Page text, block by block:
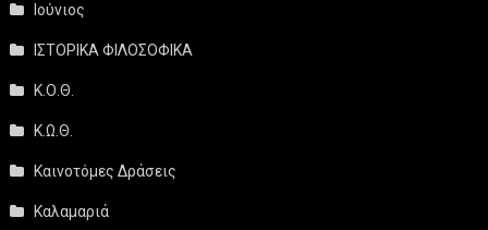
Ιούνιος
ΙΣΤΟΡΙΚΑ ΦΙΛΟΣΟΦΙΚΑ
Κ.Ο.Θ.
Κ.Ω.Θ.
Καινοτόμες Δράσεις
Καλαμαριά